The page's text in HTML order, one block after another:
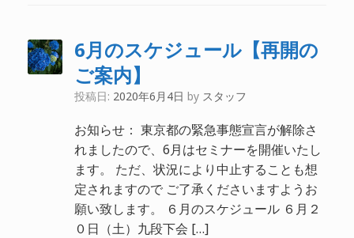
6月のスケジュール【再開の
ご案内】
投稿日: 2020年6月4日 by スタッフ
お知らせ： 東京都の緊急事態宣言が解除さ
れましたので、6月はセミナーを開催いたし
ます。 ただ、状況により中止することも想
定されますので ご了承くださいますようお
願い致します。 ６月のスケジュール ６月２
０日（土）九段下会 […]